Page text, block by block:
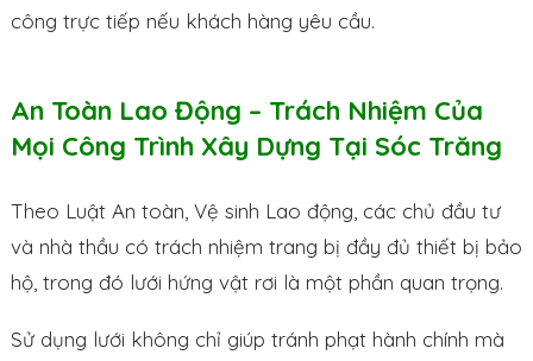
công trực tiếp nếu khách hàng yêu cầu.
An Toàn Lao Động – Trách Nhiệm Của
Mọi Công Trình Xây Dựng Tại Sóc Trăng
Theo Luật An toàn, Vệ sinh Lao động, các chủ đầu tư
và nhà thầu có trách nhiệm trang bị đầy đủ thiết bị bảo
hộ, trong đó lưới hứng vật rơi là một phần quan trọng.
Sử dụng lưới không chỉ giúp tránh phạt hành chính mà